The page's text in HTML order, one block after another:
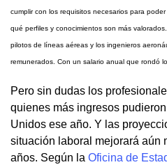
cumplir con los requisitos necesarios para
qué perfiles y conocimientos son más
pilotos de líneas aéreas y los ingenieros
remunerados. Con un salario anual que rondó
Pero sin dudas los
quienes más ingresos
Unidos ese año. Y las
situación laboral mejorará aún
años. Según la Oficina de